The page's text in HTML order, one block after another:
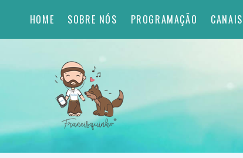
HOME SOBRE NÓS PROGRAMAÇÃO CANAIS